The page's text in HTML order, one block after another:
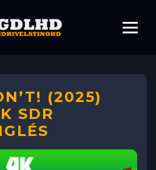
(2025)
SDR